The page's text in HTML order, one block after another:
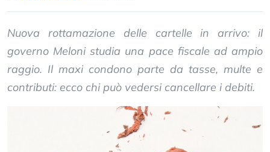
Nuova rottamazione delle cartelle in arrivo: il
governo Meloni studia una pace fiscale ad ampio
raggio. Il maxi condono parte da tasse, multe e
contributi: ecco chi può vedersi cancellare i debiti.